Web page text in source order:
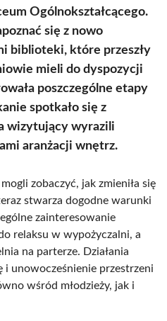
Ogólnokształcącego.
się z nowo
biblioteki, które przeszły
mieli do dyspozycji
poszczególne etapy
spotkało się z
wizytujący wyrazili
aranżacji wnętrz.
zobaczyć, jak zmieniła się
stwarza dogodne warunki
zainteresowanie
relaksu w wypożyczalni, a
na parterze. Działania
i unowocześnienie przestrzeni
wśród młodzieży, jak i